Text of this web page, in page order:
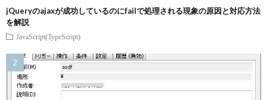
jQueryのajaxが成功しているのにfailで処理される現象の原因と対応方法
を解説
JavaScript(TypeScript)